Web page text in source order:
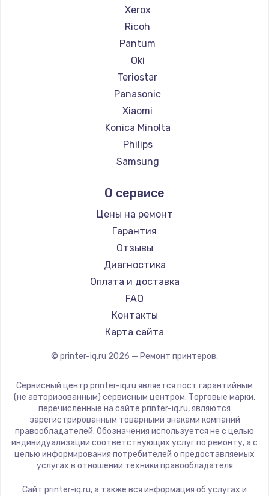
Xerox
Ricoh
Pantum
Oki
Teriostar
Panasonic
Xiaomi
Konica Minolta
Philips
Samsung
Lexmark
Sharp
TSC
Fujitsu
Godex
О сервисе
Цены на ремонт
Гарантия
Отзывы
Диагностика
Оплата и доставка
FAQ
Контакты
Карта сайта
© printer-iq.ru 2026 — Ремонт принтеров.
Сервисный центр printer-iq.ru является пост гарантийным
(не авторизованным) сервисным центром. Торговые марки,
перечисленные на сайте printer-iq.ru, являются
зарегистрированным товарными знаками компаний
правообладателей. Обозначения используется не с целью
индивидуализации соответствующих услуг по ремонту, а с
целью информирования потребителей о предоставляемых
услугах в отношении техники правообладателя
Сайт printer-iq.ru, а также вся информация об услугах и